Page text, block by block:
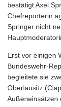
bestätigt Axel
Chefreporterin
Springer nicht
Erst vor einigen
Bundeswehr-
begleitete sie
Oberlausitz (Clap
Außeneinsätzen